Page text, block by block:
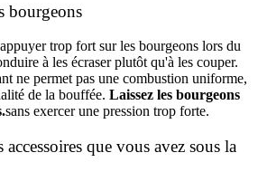
bourgeons
trop fort sur les bourgeons lors du
à les écraser plutôt qu'à les couper.
ne permet pas une combustion uniforme,
de la bouffée. Laissez les bourgeons
sans exercer une pression trop forte.
que vous avez sous la